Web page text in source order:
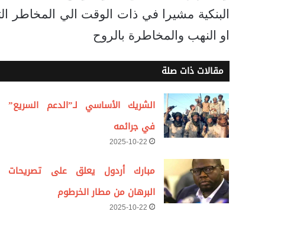
البنكية مشيرا في ذات الوقت الي المخاطر
او النهب والمخاطرة بالروح
مقالات ذات صلة
الشريك الأساسي لـ”الدعم السريع”
في جرائمه
2025-10-22
مبارك أردول يعلق على تصريحات
البرهان من مطار الخرطوم
2025-10-22